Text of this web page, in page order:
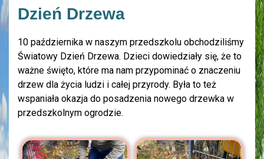
Dzień Drzewa
10 października w naszym przedszkolu obchodziliśmy
Światowy Dzień Drzewa. Dzieci dowiedziały się, że to
ważne święto, które ma nam przypominać o znaczeniu
drzew dla życia ludzi i całej przyrody. Była to też
wspaniała okazja do posadzenia nowego drzewka w
przedszkolnym ogrodzie.